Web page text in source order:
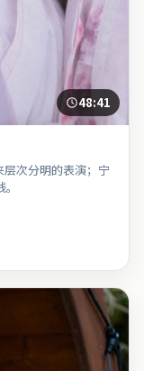
48:41
次分明的表演；宁